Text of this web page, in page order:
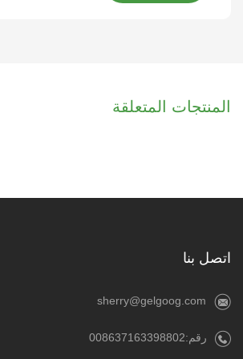
المنتجات المتعلقة
اتصل بنا
sherry@gelgoog.com
رقم:008637163398802